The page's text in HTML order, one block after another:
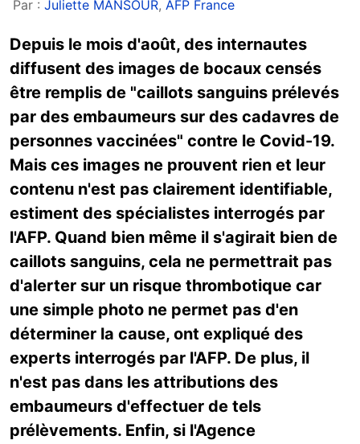
Par : Juliette MANSOUR, AFP France
Depuis le mois d'août, des internautes
diffusent des images de bocaux censés
être remplis de "caillots sanguins prélevés
par des embaumeurs sur des cadavres de
personnes vaccinées" contre le Covid-19.
Mais ces images ne prouvent rien et leur
contenu n'est pas clairement identifiable,
estiment des spécialistes interrogés par
l'AFP. Quand bien même il s'agirait bien de
caillots sanguins, cela ne permettrait pas
d'alerter sur un risque thrombotique car
une simple photo ne permet pas d'en
déterminer la cause, ont expliqué des
experts interrogés par l'AFP. De plus, il
n'est pas dans les attributions des
embaumeurs d'effectuer de tels
prélèvements. Enfin, si l'Agence